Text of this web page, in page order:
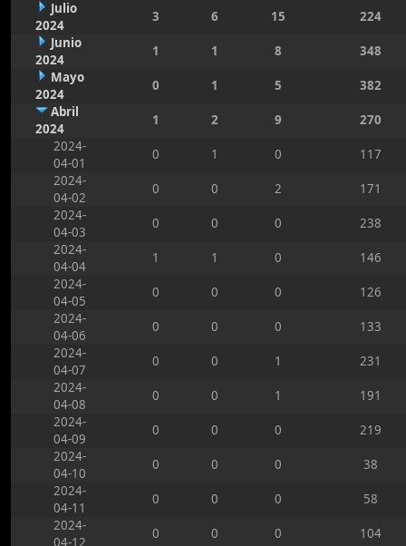
Julio
2024
3 6 15
224
Junio
2024
1 1 8
348
Mayo
2024
0 1 5
382
Abril
2024
1 2 9
270
2024-
04-01
0 1 0
117
2024-
04-02
0 0 2
171
2024-
04-03
0 0 0
238
2024-
04-04
1 1 0
146
2024-
04-05
0 0 0
126
2024-
04-06
0 0 0
133
2024-
04-07
0 0 1
231
2024-
04-08
0 0 1
191
2024-
04-09
0 0 0
219
2024-
04-10
0 0 0
38
2024-
04-11
0 0 0
58
2024-
04-12
0 0 0
104